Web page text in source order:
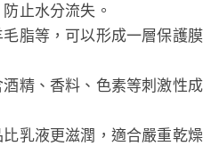
止水分流失。
脂等，可以形成一層保護
精、香料、色素等刺激性
乳液更滋潤，適合嚴重乾